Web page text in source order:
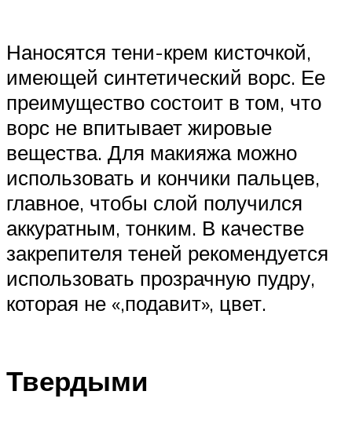
Наносятся тени-крем кисточкой,
имеющей синтетический ворс. Ее
преимущество состоит в том, что
ворс не впитывает жировые
вещества. Для макияжа можно
использовать и кончики пальцев,
главное, чтобы слой получился
аккуратным, тонким. В качестве
закрепителя теней рекомендуется
использовать прозрачную пудру,
которая не «,подавит», цвет.
Твердыми